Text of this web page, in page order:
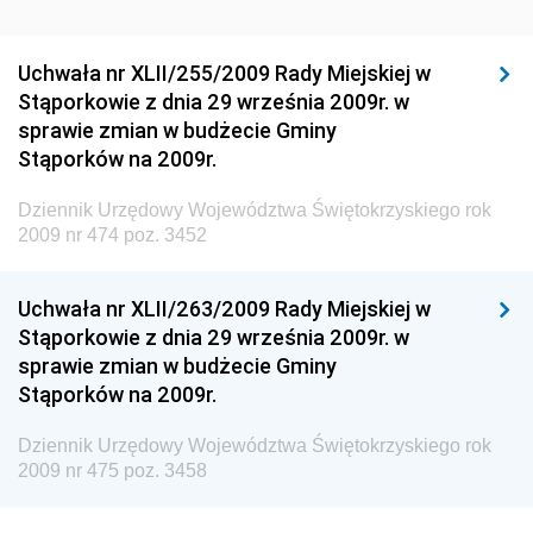
Dziennik Urzędowy Ministra Budownictwa i Przemysłu
Materiałów Budowlanych
Dziennik Urzędowy Ministra Infrastruktury i Rozwoju
Dziennik Urzędowy Głównego Inspektoratu Ochrony
Środowiska
Dziennik Urzędowy Generalnej Dyrekcji Ochrony
Dziennik Urzędowy Ministerstwa Administracji,
Gospodarki Terenowej i Ochrony Środowiska
Dziennik Urzędowy Ministerstwa Administracji i
Gospodarki Przestrzennej
Dziennik Urzędowy Unii Europejskiej, L
Uchwała nr XLII/255/2009 Rady Miejskiej w
Stąporkowie z dnia 29 września 2009r. w
sprawie zmian w budżecie Gminy
Stąporków na 2009r.
Dziennik Urzędowy Województwa Świętokrzyskiego rok
2009 nr 474 poz. 3452
Uchwała nr XLII/263/2009 Rady Miejskiej w
Stąporkowie z dnia 29 września 2009r. w
sprawie zmian w budżecie Gminy
Stąporków na 2009r.
Dziennik Urzędowy Województwa Świętokrzyskiego rok
2009 nr 475 poz. 3458